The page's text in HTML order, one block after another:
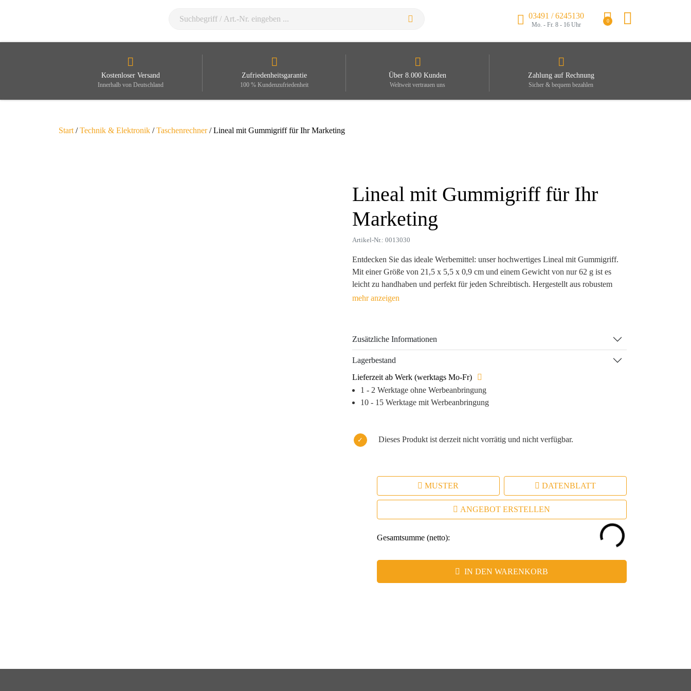
03491 / 6245130
Mo. - Fr. 8 - 16 Uhr
0
Kostenloser Versand
Innerhalb von Deutschland
Zufriedenheitsgarantie
100 % Kundenzufriedenheit
Über 8.000 Kunden
Weltweit vertrauen uns
Zahlung auf Rechnung
Sicher & bequem bezahlen
Start /Technik & Elektronik /Taschenrechner/ Lineal mit Gummigriff für Ihr Marketing
Lineal mit Gummigriff für Ihr
Marketing
Artikel-Nr.: 0013030
Entdecken Sie das ideale Werbemittel: unser hochwertiges Lineal mit Gummigriff.
Mit einer Größe von 21,5 x 5,5 x 0,9 cm und einem Gewicht von nur 62 g ist es
leicht zu handhaben und perfekt für jeden Schreibtisch. Hergestellt aus robustem
ABS und Gummi, verleiht es Ihrer Marke nicht nur einen stilvollen Auftritt in edlem
Sichtbarkeit Ihres Logos und stärkt so die Markenidentität in den Köpfen Ihrer
ein echter Imageträger, der nicht im Müll landet.
Warum dieses Produkt Ihre Marke stärkt:
– Hohe Wiedererkennbarkeit dank regelmäßiger Nutzung.
– Edles Design fördert ein positives Markenimage.
– Effiziente Werbeanbringung für maximale Sichtbarkeit.
Zusätzliche Informationen
Lagerbestand
Lieferzeit ab Werk (werktags Mo-Fr)
1 - 2 Werktage ohne Werbeanbringung
10 - 15 Werktage mit Werbeanbringung
Dieses Produkt ist derzeit nicht vorrätig und nicht verfügbar.
MUSTER DATENBLATT
ANGEBOT ERSTELLEN
Gesamtsumme (netto):
IN DEN WARENKORB